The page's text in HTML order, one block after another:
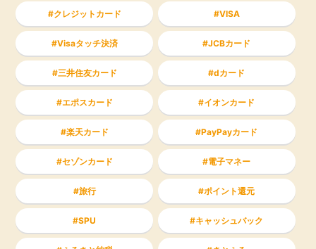
クレジットカード VISA
Visaタッチ決済 JCBカード
三井住友カード dカード
エポスカード イオンカード
楽天カード PayPayカード
セゾンカード 電子マネー
旅行 ポイント還元
SPU キャッシュバック